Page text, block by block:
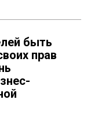
быть
прав